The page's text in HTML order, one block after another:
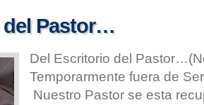
del Pastor…
Del Escritorio del
Temporarmente fuera de
Nuestro Pastor se esta